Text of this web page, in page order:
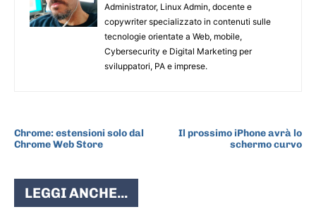
Administrator, Linux Admin, docente e
copywriter specializzato in contenuti sulle
tecnologie orientate a Web, mobile,
Cybersecurity e Digital Marketing per
sviluppatori, PA e imprese.
Chrome: estensioni solo dal
Chrome Web Store
Il prossimo iPhone avrà lo
schermo curvo
LEGGI ANCHE...